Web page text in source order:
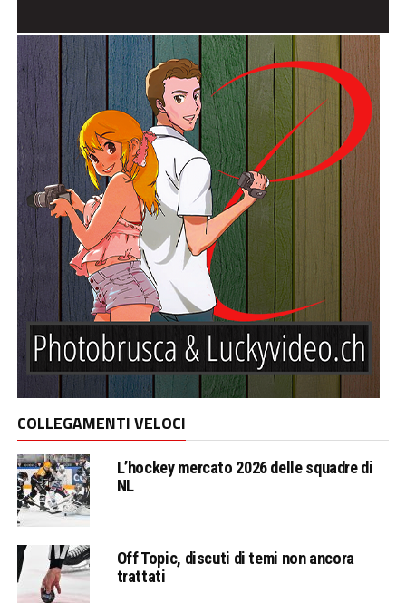
COLLEGAMENTI VELOCI
L’hockey mercato 2026 delle squadre di
NL
Off Topic, discuti di temi non ancora
trattati